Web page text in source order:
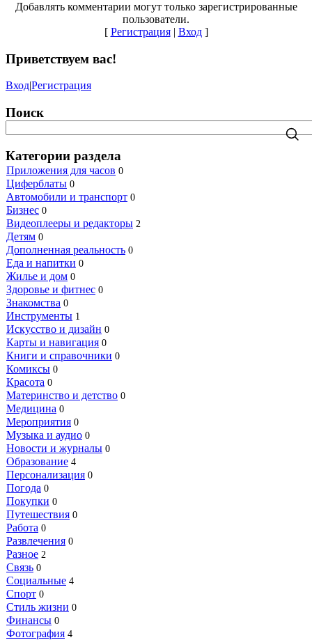
Добавлять комментарии могут только зарегистрированные
пользователи.
[ Регистрация| Вход]
Приветствуем вас!
Вход|Регистрация
Поиск
Категории раздела
Приложения для часов 0
Циферблаты 0
Автомобили и транспорт 0
Бизнес 0
Видеоплееры и редакторы 2
Детям 0
Дополненная реальность 0
Еда и напитки 0
Жилье и дом 0
Здоровье и фитнес 0
Знакомства 0
Инструменты 1
Искусство и дизайн 0
Карты и навигация 0
Книги и справочники 0
Комиксы 0
Красота 0
Материнство и детство 0
Медицина 0
Мероприятия 0
Музыка и аудио 0
Новости и журналы 0
Образование 4
Персонализация 0
Погода 0
Покупки 0
Путешествия 0
Работа 0
Развлечения 0
Разное 2
Связь 0
Социальные 4
Спорт 0
Стиль жизни 0
Финансы 0
Фотография 4